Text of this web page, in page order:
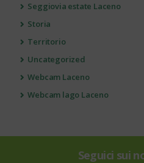
Seggiovia estate Laceno
Storia
Territorio
Uncategorized
Webcam Laceno
Webcam lago Laceno
Seguici sui